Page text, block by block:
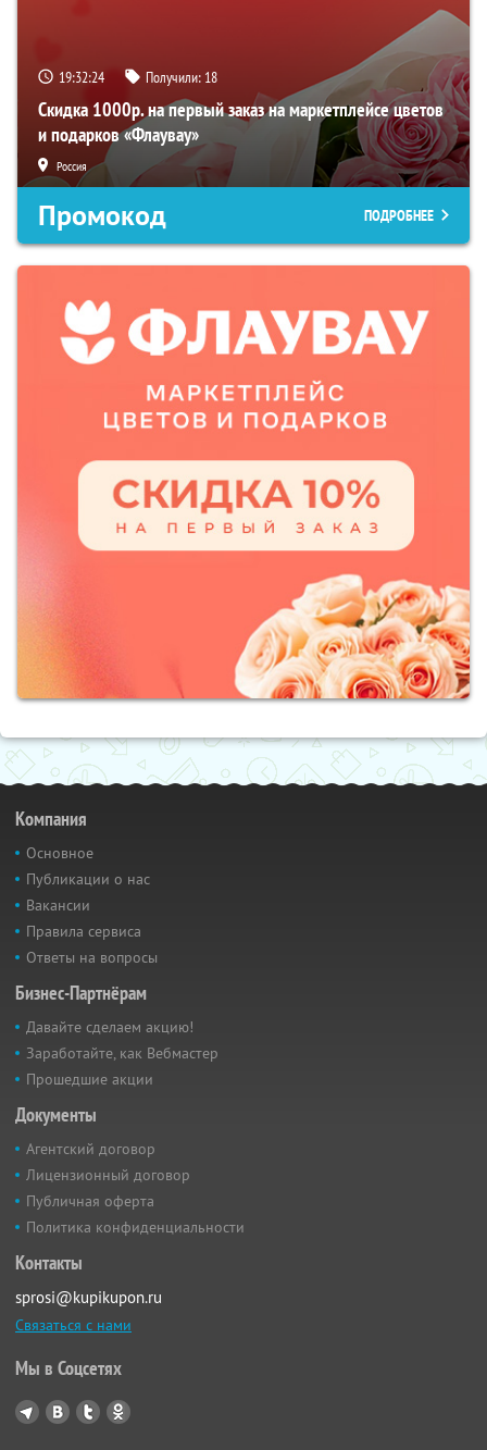
19:32:22 Получили: 18
Скидка 1000р. на первый заказ на маркетплейсе цветов
и подарков «Флаувау»
Россия
Промокод ПОДРОБНЕЕ
Компания
Основное
Публикации о нас
Вакансии
Правила сервиса
Ответы на вопросы
Бизнес-Партнёрам
Давайте сделаем акцию!
Заработайте, как Вебмастер
Прошедшие акции
Документы
Агентский договор
Лицензионный договор
Публичная оферта
Политика конфиденциальности
Контакты
sprosi@kupikupon.ru
Связаться с нами
Мы в Соцсетях